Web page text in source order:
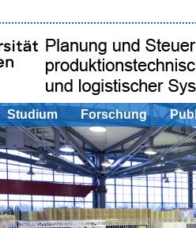
Studium Forschung